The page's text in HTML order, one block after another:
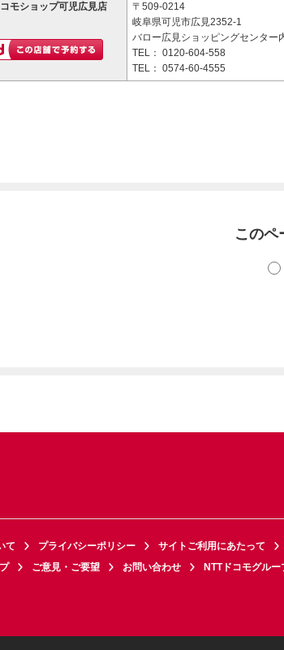
コモショップ可児広見店
〒509-0214
岐阜県可児市広見2352-1
バロー広見ショッピングセンター
TEL： 0120-604-558
TEL： 0574-60-4555
このペ
て プライバシーポリシー サイトご利用にあたって
ご意見・ご要望 お問い合わせ NTTドコモグルー